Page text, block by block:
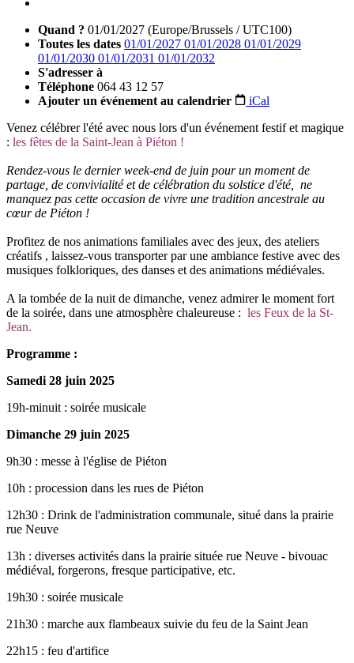
Quand ? 01/01/2027 (Europe/Brussels / UTC100)
Toutes les dates 01/01/2027 01/01/2028 01/01/2029
01/01/2030 01/01/2031 01/01/2032
S'adresser à
Téléphone 064 43 12 57
Ajouter un événement au calendrier
iCal
Venez célébrer l'été avec nous lors d'un événement festif et magique
: les fêtes de la Saint-Jean à Piéton !
Rendez-vous le dernier week-end de juin pour un moment de
partage, de convivialité et de célébration du solstice d'été, ne
manquez pas cette occasion de vivre une tradition ancestrale au
cœur de Piéton !
Profitez de nos animations familiales avec des jeux, des ateliers
créatifs , laissez-vous transporter par une ambiance festive avec des
musiques folkloriques, des danses et des animations médiévales.
A la tombée de la nuit de dimanche, venez admirer le moment fort
de la soirée, dans une atmosphère chaleureuse : les Feux de la St-
Jean.
Programme :
Samedi 28 juin 2025
19h-minuit : soirée musicale
Dimanche 29 juin 2025
9h30 : messe à l'église de Piéton
10h : procession dans les rues de Piéton
12h30 : Drink de l'administration communale, situé dans la prairie
rue Neuve
13h : diverses activités dans la prairie située rue Neuve - bivouac
médiéval, forgerons, fresque participative, etc.
19h30 : soirée musicale
21h30 : marche aux flambeaux suivie du feu de la Saint Jean
22h15 : feu d'artifice